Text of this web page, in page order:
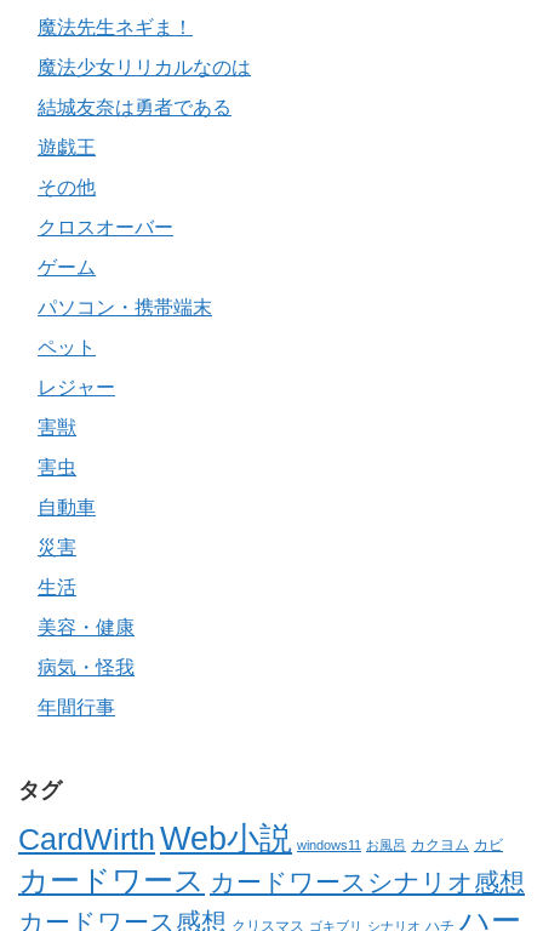
魔法先生ネギま！
魔法少女リリカルなのは
結城友奈は勇者である
遊戯王
その他
クロスオーバー
ゲーム
パソコン・携帯端末
ペット
レジャー
害獣
害虫
自動車
災害
生活
美容・健康
病気・怪我
年間行事
タグ
CardWirthWeb小説 windows11 お風呂 カクヨム カビ
カードワース カードワースシナリオ感想
カードワース感想 クリスマス ゴキブリ シナリオ ハチ ハー